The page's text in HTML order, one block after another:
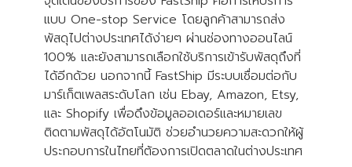
แบบ One-stop Service โดยลูกค้าสามารถส่ง
พัสดุไปต่างประเทศได้ง่ายๆ ผ่านช่องทางออนไลน์
100% และยังสามารถเลือกใช้บริการเข้ารับพัสดุถึงที่
ได้อีกด้วย นอกจากนี้ FastShip มีระบบเชื่อมต่อกับ
มาร์เก็ตเพลสระดับโลก เช่น Ebay, Amazon, Etsy,
และ Shopify เพื่อดึงข้อมูลออเดอร์และหมายเลข
ติดตามพัสดุได้อัตโนมัติ ช่วยอำนวยความสะดวกให้ผู้
ประกอบการในไทยที่ต้องการเปิดตลาดในต่างประเทศ